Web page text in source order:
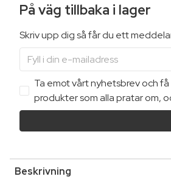
På väg tillbaka i lager
Skriv upp dig så får du ett
Ta emot vårt nyhetsbrev och
produkter som alla pratar om,
Beskrivning